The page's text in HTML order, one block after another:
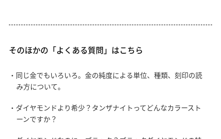
そのほかの「よくある質問」はこちら
・同じ金でもいろいろ。金の純度による単位、種類、刻印の読
み方について。
・ダイヤモンドより希少？タンザナイトってどんなカラースト
ーンですか？